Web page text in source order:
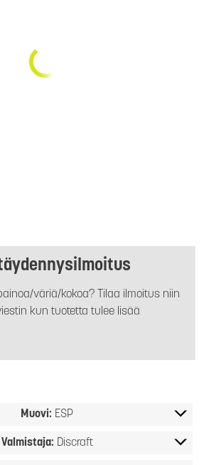
väriä/kokoa? Tilaa ilmoitus niin
kun tuotetta tulee lisää
Muovi: ESP
Valmistaja: Discraft